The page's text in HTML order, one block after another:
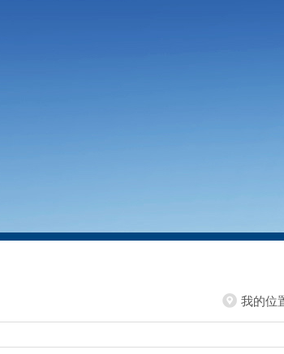
我的位